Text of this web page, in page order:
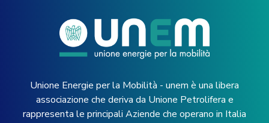
Unione Energie per la Mobilità - unem è una libera
associazione che deriva da Unione Petrolifera e
rappresenta le principali Aziende che operano in Italia